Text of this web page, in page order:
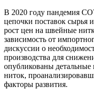
В 2020 году пандемия
цепочки поставок сырья
рост цен на швейные
зависимость от
дискуссии о
производства для
опубликованы детальные
ниток,
факторы развития.